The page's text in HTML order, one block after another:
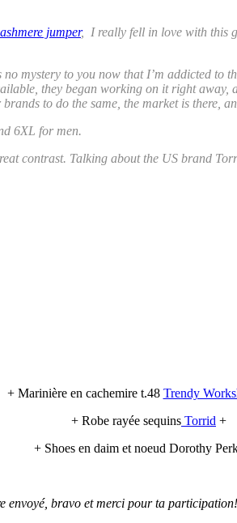
jumper, I really fell in love with this
mystery to you now that I’m addicted
they began working on it right
to do the same, the market is there,
6XL for men.
contrast. Talking about the US brand
+ Marinière en cachemire t.48 Trendy
+ Robe rayée sequins Torrid +
+ Shoes en daim et noeud Dorothy
envoyé, bravo et merci pour ta participation!